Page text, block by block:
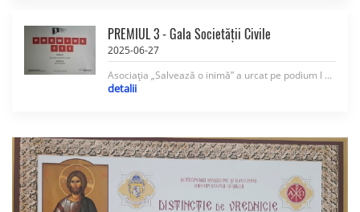
PREMIUL 3 - Gala Societății Civile
2025-06-27
Asociația „Salvează o inimă” a urcat pe podium l ...
detalii